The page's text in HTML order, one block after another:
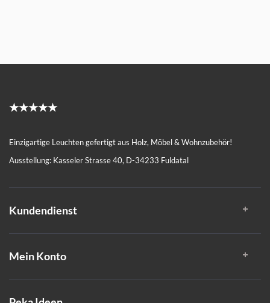
★★★★★
Einzigartige Leuchten gefertigt aus Holz, Möbel & Wohnzubehör!
Ausstellung: Kasseler Strasse 40, D-34233 Fuldatal
Kundendienst
Mein Konto